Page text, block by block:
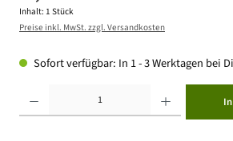
Inhalt: 1 Stück
Preise inkl. MwSt. zzgl. Versandkosten
Sofort verfügbar: In 1 - 3 Werktagen bei